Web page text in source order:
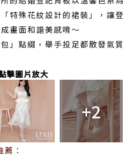
特殊花紋設計的裙裝」，讓登
畫面和諧美感唷～
」點綴，舉手投足都散發氣質
擊圖片放大
+2
：